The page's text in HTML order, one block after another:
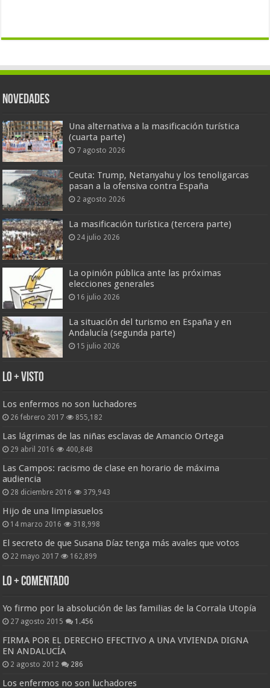
Novedades
Una alternativa a la masificación turística
(cuarta parte)
7 agosto 2026
Ceuta: Trump, Netanyahu y los tenoligarcas
pasan a la ofensiva contra España
2 agosto 2026
La masificación turística (tercera parte)
24 julio 2026
La opinión pública ante las próximas
elecciones generales
16 julio 2026
La situación del turismo en España y en
Andalucía (segunda parte)
15 julio 2026
Lo + Visto
Los enfermos no son luchadores
26 febrero 2017 855,182
Las lágrimas de las niñas esclavas de Amancio Ortega
29 abril 2016 400,848
Las Campos: racismo de clase en horario de máxima
audiencia
28 diciembre 2016 379,943
Hijo de una limpiasuelos
14 marzo 2016 318,998
El secreto de que Susana Díaz tenga más avales que votos
22 mayo 2017 162,899
Lo + Comentado
Yo firmo por la absolución de las familias de la Corrala Utopía
27 agosto 2015 1.456
FIRMA POR EL DERECHO EFECTIVO A UNA VIVIENDA DIGNA
EN ANDALUCÍA
2 agosto 2012 286
Los enfermos no son luchadores